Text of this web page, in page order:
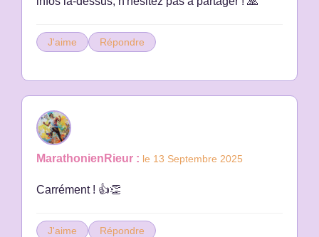
J'aime Répondre
MarathonienRieur : le 13 Septembre 2025
Carrément ! 👍👏
J'aime Répondre